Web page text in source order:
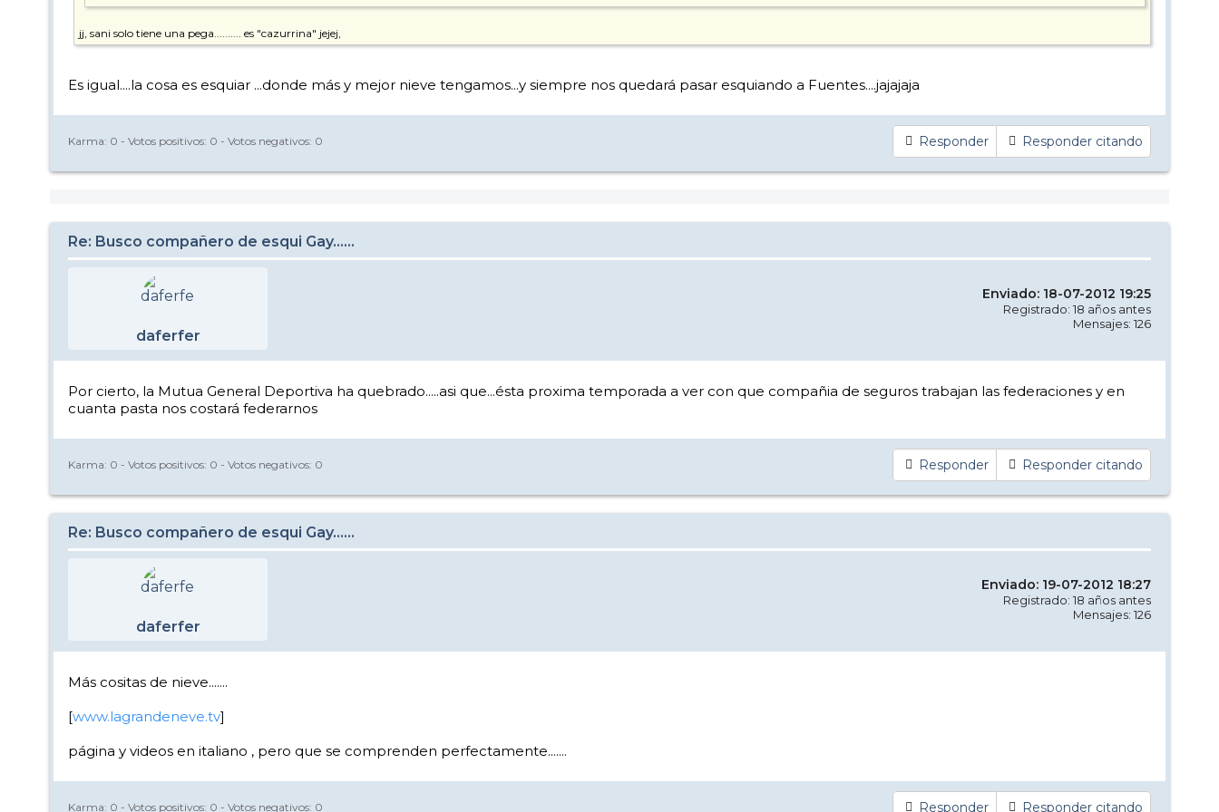
jj, sani solo tiene una pega.......... es "cazurrina" jejej,
Es igual....la cosa es esquiar ...donde más y mejor nieve tengamos...y siempre nos quedará pasar esquiando a Fuentes....jajajaja
Responder Responder citando
Karma: 0 - Votos positivos: 0 - Votos negativos: 0
Re: Busco compañero de esqui Gay......
daferfer
Enviado: 18-07-2012 19:25
Registrado: 18 años antes
Mensajes: 126
Por cierto, la Mutua General Deportiva ha quebrado.....asi que...ésta proxima temporada a ver con que compañia de seguros trabajan las federaciones y en
cuanta pasta nos costará federarnos
Responder Responder citando
Karma: 0 - Votos positivos: 0 - Votos negativos: 0
Re: Busco compañero de esqui Gay......
daferfer
Enviado: 19-07-2012 18:27
Registrado: 18 años antes
Mensajes: 126
Más cositas de nieve.......
[www.lagrandeneve.tv]
página y videos en italiano , pero que se comprenden perfectamente.......
Responder Responder citando
Karma: 0 - Votos positivos: 0 - Votos negativos: 0